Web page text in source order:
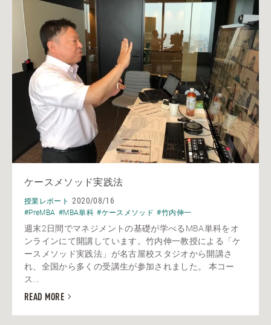
ケースメソッド実践法
授業レポート 2020/08/16
#PreMBA #MBA単科 #ケースメソッド #竹内伸一
週末2日間でマネジメントの基礎が学べるMBA単科をオ
ンラインにて開講しています。竹内伸一教授による「ケ
ースメソッド実践法」が名古屋校スタジオから開講さ
れ、全国から多くの受講生が参加されました。 本コー
ス...
READ MORE